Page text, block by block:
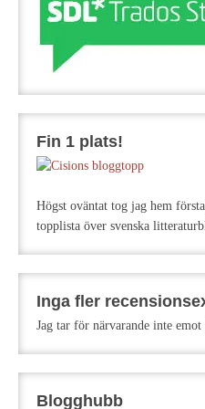
Fin 1 plats!
Högst oväntat tog jag hem
topplista över svenska
Inga fler
Jag tar för närvarande inte
Blogghubb